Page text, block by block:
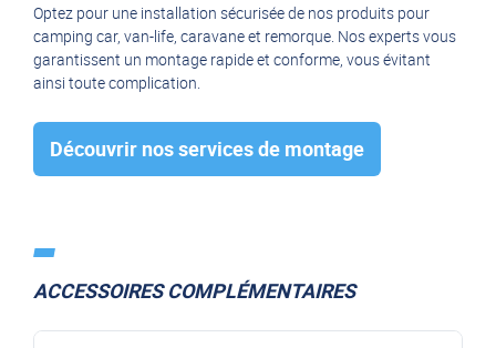
Optez pour une installation sécurisée de nos produits pour
camping car, van-life, caravane et remorque. Nos experts vous
garantissent un montage rapide et conforme, vous évitant
ainsi toute complication.
Découvrir nos services de montage
ACCESSOIRES COMPLÉMENTAIRES